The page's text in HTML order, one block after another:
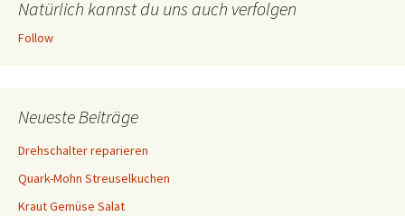
Natürlich kannst du uns auch verfolgen
Follow
Neueste Beiträge
Drehschalter reparieren
Quark-Mohn Streuselkuchen
Kraut Gemüse Salat